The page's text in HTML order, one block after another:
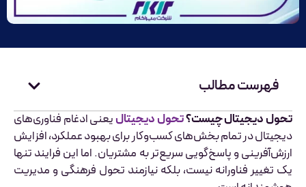
فهرست مطالب
تحول دیجیتال چیست؟تحول دیجیتالیعنی ادغام فناوری‌های
دیجیتال در تمام بخش‌های کسب‌وکار برای بهبود عملکرد، افزایش
ارزش‌آفرینی و پاسخ‌گویی سریع‌تر به مشتریان. اما این فرایند تنها
یک تغییر فناورانه نیست، بلکه نیازمند تحول فرهنگی و مدیریت